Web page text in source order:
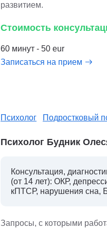
развитием.
Стоимость
60 минут - 50 eur
Записаться на прием
Психолог Подростковый
Психолог Будник
Консультация,
(от 14 лет): ОКР,
кПТСР, нарушения сна,
Запросы, с которыми